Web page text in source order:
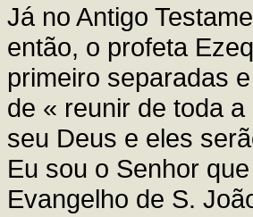
Já no Antigo
então, o profeta
primeiro separadas
de « reunir de toda
seu Deus e eles
Eu sou o Senhor
Evangelho de S.